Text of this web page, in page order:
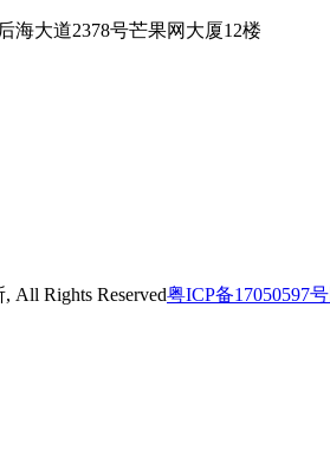
海大道2378号芒果网大厦12楼
All Rights Reserved粤ICP备17050597号